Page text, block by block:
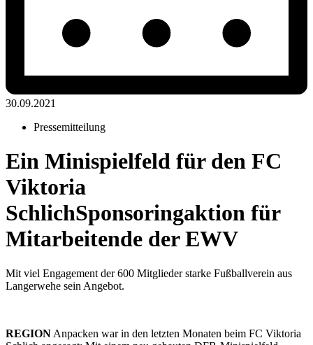
30.09.2021
Pressemitteilung
Ein Minispielfeld für den FC
Viktoria
SchlichSponsoringaktion für
Mitarbeitende der EWV
Mit viel Engagement der 600 Mitglieder starke Fußballverein aus
Langerwehe sein Angebot.
REGION Anpacken war in den letzten Monaten beim FC Viktoria